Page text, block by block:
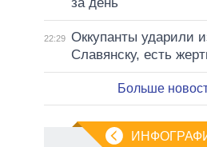
22:29 Оккупанты ударили
Славянску, есть
Больше